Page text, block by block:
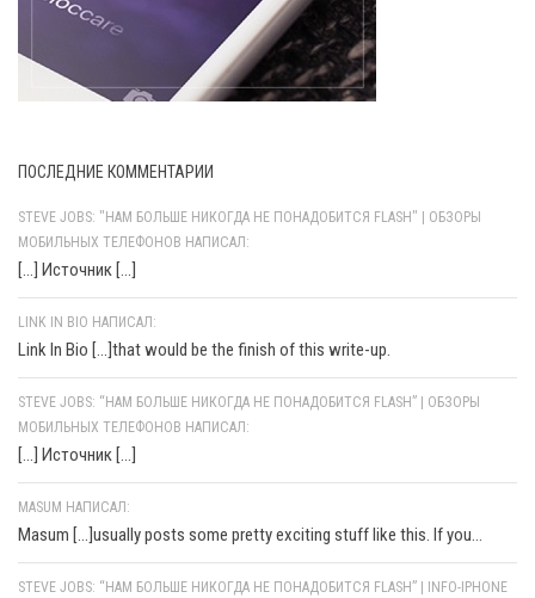
ПОСЛЕДНИЕ КОММЕНТАРИИ
STEVE JOBS: "НАМ БОЛЬШЕ НИКОГДА НЕ ПОНАДОБИТСЯ FLASH" | ОБЗОРЫ
МОБИЛЬНЫХ ТЕЛЕФОНОВ НАПИСАЛ:
[…] Источник […]
LINK IN BIO НАПИСАЛ:
Link In Bio [...]that would be the finish of this write-up.
STEVE JOBS: “НАМ БОЛЬШЕ НИКОГДА НЕ ПОНАДОБИТСЯ FLASH” | ОБЗОРЫ
МОБИЛЬНЫХ ТЕЛЕФОНОВ НАПИСАЛ:
[…] Источник […]
MASUM НАПИСАЛ:
Masum [...]usually posts some pretty exciting stuff like this. If you...
STEVE JOBS: “НАМ БОЛЬШЕ НИКОГДА НЕ ПОНАДОБИТСЯ FLASH” | INFO-IPHONE